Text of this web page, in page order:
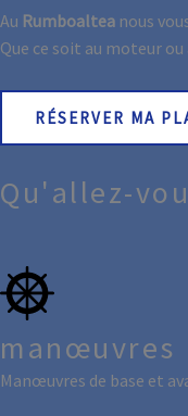
Au Rumboaltea nous
Que ce soit au moteur
RÉSERVER MA
Qu'allez-
manœuvres
Manœuvres de base et